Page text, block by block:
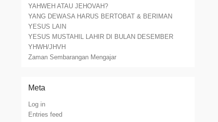
YAHWEH ATAU JEHOVAH?
YANG DEWASA HARUS BERTOBAT & BERIMAN
YESUS LAIN
YESUS MUSTAHIL LAHIR DI BULAN DESEMBER
YHWH/JHVH
Zaman Sembarangan Mengajar
Meta
Log in
Entries feed